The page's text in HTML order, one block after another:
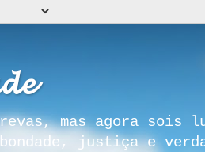
mas agora sois
justiça e